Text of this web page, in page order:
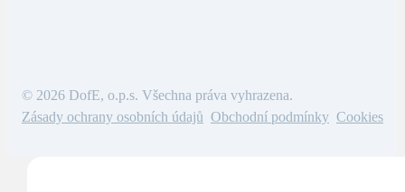
© 2026 DofE, o.p.s. Všechna práva vyhrazena.
Zásady ochrany osobních údajů Obchodní podmínky Cookies